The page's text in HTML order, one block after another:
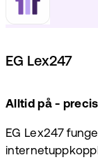
EG Lex247
Alltid på -
EG Lex247